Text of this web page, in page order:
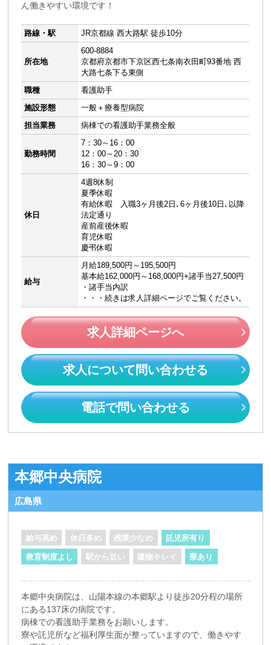
ん働きやすい環境です！
路線・駅 JR京都線 西大路駅 徒歩10分
所在地
600-8884
京都府京都市下京区西七条南衣田町93番地 西
大路七条下る東側
職種
看護助手
施設形態
一般＋療養型病院
担当業務
病棟での看護助手業務全般
勤務時間
7：30～16：00
12：00～20：30
16：30～9：00
休日
4週8休制
夏季休暇
有給休暇 入職3ヶ月後2日､6ヶ月後10日､以降
法定通り
産前産後休暇
育児休暇
慶弔休暇
給与
月給189,500円～195,500円
基本給162,000円～168,000円+諸手当27,500円
・諸手当内訳
・・・続きは求人詳細ページでご覧ください。
求人詳細ページへ
求人について問い合わせる
電話で問い合わせる
本郷中央病院
広島県
給与高め 休日多め 残業少なめ 託児所有り
教育制度よし 駅から近い 建物キレイ 寮あり
本郷中央病院は、山陽本線の本郷駅より徒歩20分程の場所
にある137床の病院です。
病棟での看護助手業務をお願いします。
寮や託児所など福利厚生面が整っていますので、働きやす